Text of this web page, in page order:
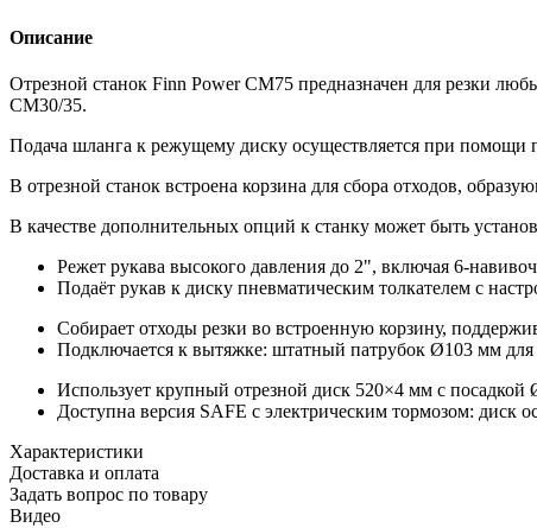
Описание
Отрезной станок Finn Power CM75 предназначен для резки
CM30/35.
Подача шланга к режущему диску осуществляется при помощи
В отрезной станок встроена корзина для сбора отходов,
В качестве дополнительных опций к станку может быть
Режет рукава высокого давления до 2", включая 6-
Подаёт рукав к диску пневматическим толкателем с
Собирает отходы резки во встроенную корзину,
Подключается к вытяжке: штатный патрубок Ø103 мм для
Использует крупный отрезной диск 520×4 мм с
Доступна версия SAFE с электрическим тормозом: диск
Характеристики
Доставка и оплата
Задать вопрос по товару
Видео